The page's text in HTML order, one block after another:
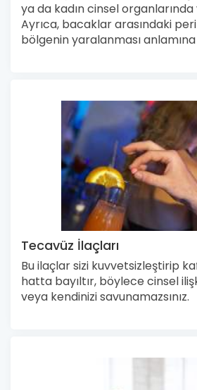
ya da kadın cinsel
Ayrıca, bacaklar arasındaki
bölgenin yaralanması
Tecavüz İlaçları
Bu ilaçlar sizi kuvvetsizleştirip
hatta bayıltır, böylece cinsel
veya kendinizi savunamazsınız.